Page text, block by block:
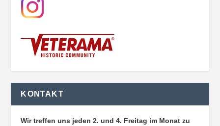
KONTAKT
Wir treffen uns jeden 2. und 4. Freitag im Monat zu